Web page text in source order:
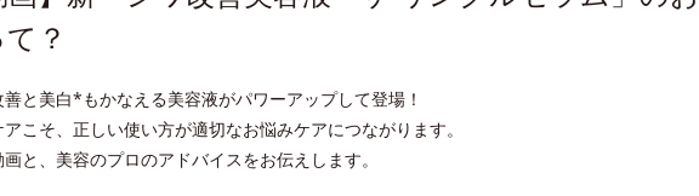
？
と美白*もかなえる美容液がパワーアップして登場！
こそ、正しい使い方が適切なお悩みケアにつながります。
と、美容のプロのアドバイスをお伝えします。